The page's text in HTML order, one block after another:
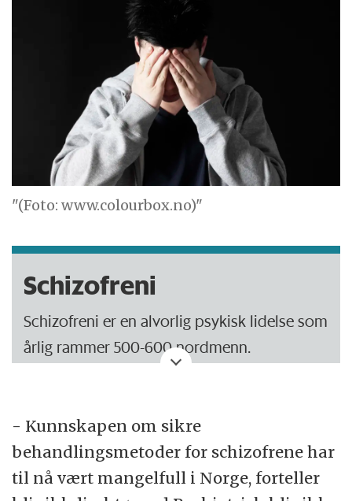
"(Foto: www.colourbox.no)"
Schizofreni
Schizofreni er en alvorlig psykisk lidelse som
årlig rammer 500-600 nordmenn.
(15 – 35 år), og fører ofte til problemer med
utdanning, arbeid og sosialt liv.
Lidelsen er vanligvis kronisk og
- Kunnskapen om sikre
behandlingsmetoder for schizofrene har
til nå vært mangelfull i Norge, forteller